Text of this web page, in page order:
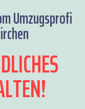
Umzugsprofi